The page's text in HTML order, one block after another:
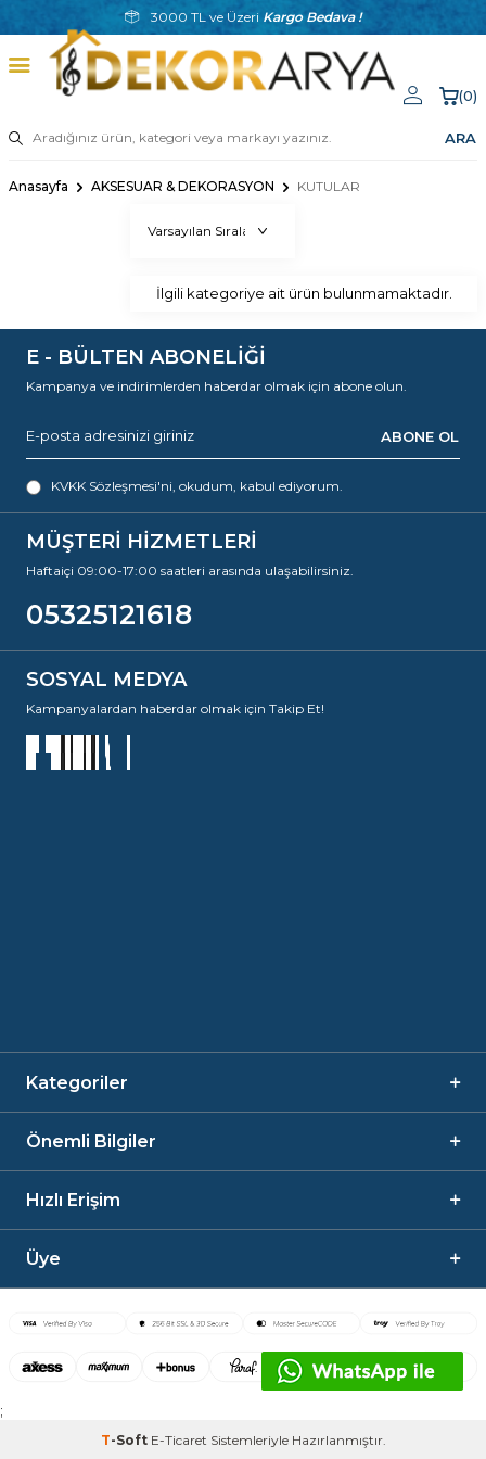
3000 TL ve Üzeri Kargo Bedava !
ARA
(0)
Anasayfa AKSESUAR & DEKORASYON KUTULAR
İlgili kategoriye ait ürün bulunmamaktadır.
MÜŞTERİ HİZMETLERİ
Haftaiçi 09:00-17:00 saatleri arasında ulaşabilirsiniz.
05325121618
E - BÜLTEN ABONELİĞİ
Kampanya ve indirimlerden haberdar olmak için abone olun.
ABONE OL
KVKK Sözleşmesi'ni, okudum, kabul ediyorum.
SOSYAL MEDYA
Kampanyalardan haberdar olmak için Takip Et!
Kategoriler
Önemli Bilgiler
Hızlı Erişim
Üye
;
T-Soft E-Ticaret Sistemleriyle Hazırlanmıştır.